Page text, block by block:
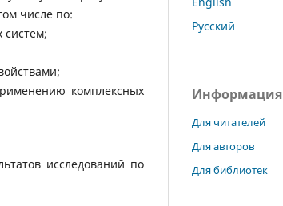
числе по:
систем;
комплексных
исследований по
Русский
Информация
Для читателей
Для авторов
Для библиотек